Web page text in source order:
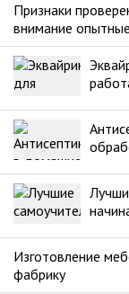
Признаки
внимание
Изготовление
фабрику